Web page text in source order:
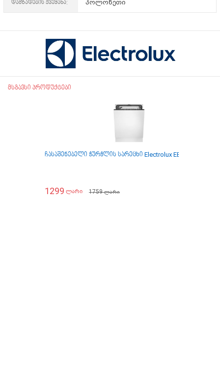
დამზადების ქვეყანა: პოლონეთი
მსგავსი პროდუქტები
ჩასაშენებელი ჭურჭლის სარეცხი Electrolux EES47320L
1299 ლარი 1759ლარი